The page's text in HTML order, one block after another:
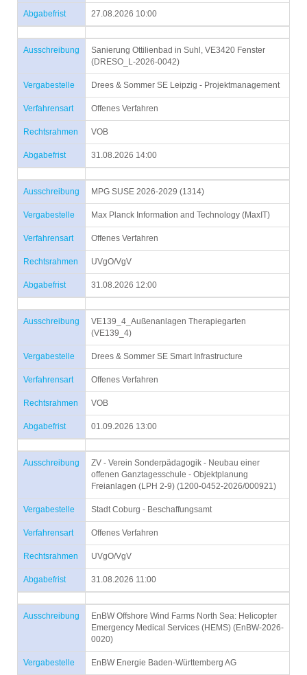
Abgabefrist 27.08.2026 10:00
Ausschreibung
Sanierung Ottilienbad in Suhl, VE3420 Fenster
(DRESO_L-2026-0042)
Vergabestelle Drees & Sommer SE Leipzig - Projektmanagement
Verfahrensart Offenes Verfahren
Rechtsrahmen VOB
Abgabefrist 31.08.2026 14:00
Ausschreibung MPG SUSE 2026-2029 (1314)
Vergabestelle Max Planck Information and Technology (MaxIT)
Verfahrensart Offenes Verfahren
Rechtsrahmen UVgO/VgV
Abgabefrist 31.08.2026 12:00
Ausschreibung
VE139_4_Außenanlagen Therapiegarten
(VE139_4)
Vergabestelle Drees & Sommer SE Smart Infrastructure
Verfahrensart Offenes Verfahren
Rechtsrahmen VOB
Abgabefrist 01.09.2026 13:00
Ausschreibung
ZV - Verein Sonderpädagogik - Neubau einer
offenen Ganztagesschule - Objektplanung
Freianlagen (LPH 2-9) (1200-0452-2026/000921)
Vergabestelle Stadt Coburg - Beschaffungsamt
Verfahrensart Offenes Verfahren
Rechtsrahmen UVgO/VgV
Abgabefrist 31.08.2026 11:00
Ausschreibung
EnBW Offshore Wind Farms North Sea: Helicopter
Emergency Medical Services (HEMS) (EnBW-2026-
0020)
Vergabestelle EnBW Energie Baden-Württemberg AG